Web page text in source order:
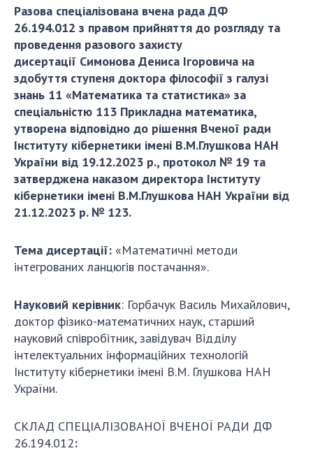
направления исследования
проекты
важнейшие результаты
СКИТ
научные подразделения
Отделение компьютерных средств и систем
Научно-информационные подразделения
сотрудники
ПОДРАЗДЕЛЕНИЯ
Абитуруентам
Абитуруентам
Абитуруентам
Контакты
МЕРОПРІЯТИЯ
100-ЛЕТИЕ СО ДНЯ РОЖДЕНИЯ В.М. ГЛУШКОВА
Разова спеціалізована вчена рада ДФ
26.194.012 з правом прийняття до розгляду та
проведення разового захисту
дисертації Симонова Дениса Ігоровича на
здобуття ступеня доктора філософії з галузі
знань 11 «Математика та статистика» за
спеціальністю 113 Прикладна математика,
утворена відповідно до рішення Вченої ради
Інституту кібернетики імені В.М.Глушкова НАН
України від 19.12.2023 р., протокол № 19 та
затверджена наказом директора Інституту
кібернетики імені В.М.Глушкова НАН України від
21.12.2023 р. № 123.
Тема дисертації: «Математичні методи
інтегрованих ланцюгів постачання».
Науковий керівник: Горбачук Василь Михайлович,
доктор фізико-математичних наук, старший
науковий співробітник, завідувач Відділу
інтелектуальних інформаційних технологій
Інституту кібернетики імені В.М. Глушкова НАН
України.
CКЛАД СПЕЦІАЛІЗОВАНОЇ ВЧЕНОЇ РАДИ ДФ
26.194.012: